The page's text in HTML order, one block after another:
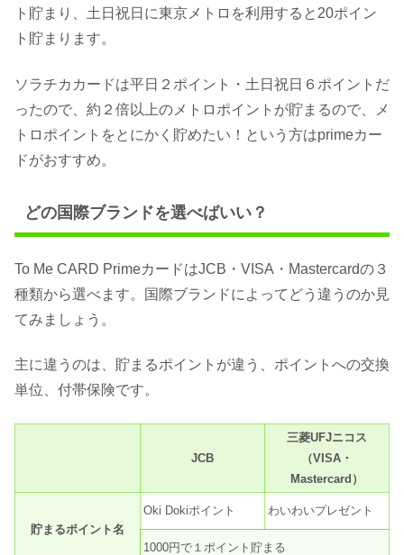
ト貯まり、土日祝日に東京メトロを利用すると20ポイン
ト貯まります。
ソラチカカードは平日２ポイント・土日祝日６ポイントだ
ったので、約２倍以上のメトロポイントが貯まるので、メ
トロポイントをとにかく貯めたい！という方はprimeカー
ドがおすすめ。
どの国際ブランドを選べばいい？
To Me CARD PrimeカードはJCB・VISA・Mastercardの３
種類から選べます。国際ブランドによってどう違うのか見
てみましょう。
主に違うのは、貯まるポイントが違う、ポイントへの交換
単位、付帯保険です。
JCB
三菱UFJニコス
（VISA・
Mastercard）
貯まるポイント名
Oki Dokiポイント わいわいプレゼント
1000円で１ポイント貯まる